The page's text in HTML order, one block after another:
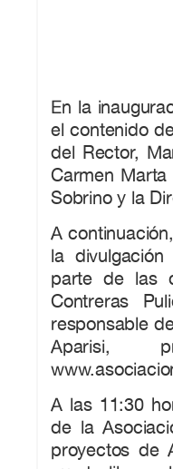
En la
el contenido
del Rector,
Carmen
Sobrino y la
A
la
parte de las
Contreras
responsable
Aparisi,
A las 11:30
de la
proyectos de